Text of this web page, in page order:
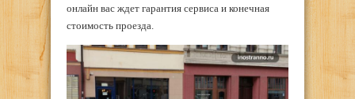
онлайн вас ждет гарантия сервиса и конечная
стоимость проезда.